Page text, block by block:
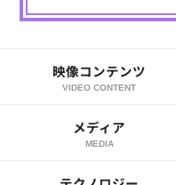
映像コンテンツ
VIDEO CONTENT
メディア
MEDIA